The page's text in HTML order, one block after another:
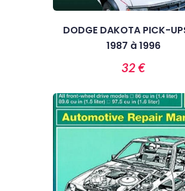
DODGE DAKOTA PICK-
1987 à 1996
32 €